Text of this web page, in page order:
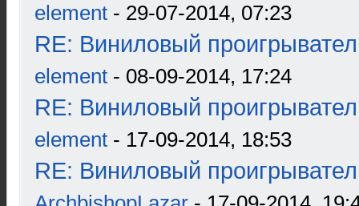
element - 29-07-2014, 07:23
RE: Виниловый
element - 08-09-2014, 17:24
RE: Виниловый
element - 17-09-2014, 18:53
RE: Виниловый